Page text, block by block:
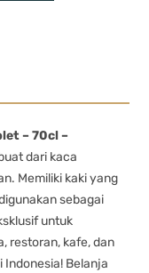
– 70cl –
dari kaca
Memiliki kaki yang
sebagai
untuk
restoran, kafe, dan
Indonesia! Belanja